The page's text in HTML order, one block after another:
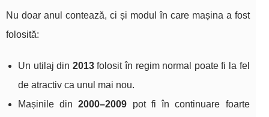
Nu doar anul contează, ci și modul în care mașina a fost
folosită:
Un utilaj din 2013folosit în regim normal poate fi la fel
de atractiv ca unul mai nou.
Mașinile din2000–2009 pot fi în continuare foarte